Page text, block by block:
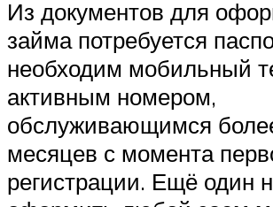
Из документов для
займа потребуется
необходим мобильный
активным номером,
обслуживающимся
месяцев с момента
регистрации. Ещё один